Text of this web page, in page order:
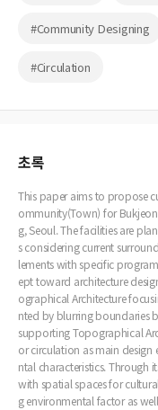
#Community Designing
#Circulation
초록
This paper aims to propose
ommunity(Town) for
g, Seoul. The facilities are
s considering current
lements with specific
ept toward architecture
ographical Architecture
nted by blurring boundaries
supporting Topographical
or circulation as main
ntal characteristics. Through
with spatial spaces for
g environmental factor as